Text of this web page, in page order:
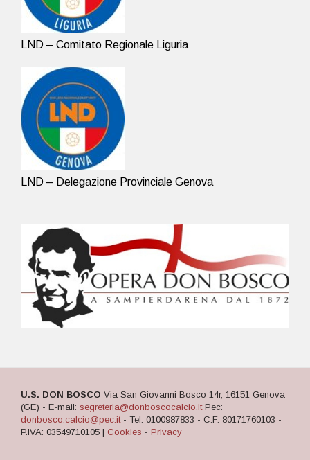
LND – Comitato Regionale Liguria
LND – Delegazione Provinciale Genova
U.S. DON BOSCO Via San Giovanni Bosco 14r, 16151 Genova
(GE) - E-mail: segreteria@donboscocalcio.itPec:
donbosco.calcio@pec.it- Tel: 0100987833 - C.F. 80171760103 -
P.IVA: 03549710105 | Cookies - Privacy